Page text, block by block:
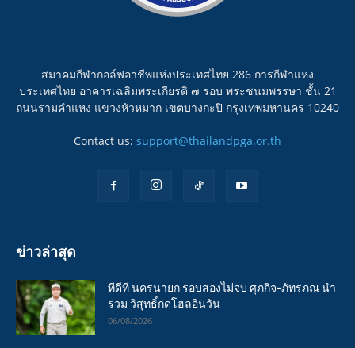
สมาคมกีฬากอล์ฟอาชีพแห่งประเทศไทย 286 การกีฬาแห่ง
ประเทศไทย อาคารเฉลิมพระเกียรติ ๗ รอบ พระชนมพรรษา ชั้น 21
ถนนรามคำแหง แขวงหัวหมาก เขตบางกะปิ กรุงเทพมหานคร 10240
Contact us: support@thailandpga.or.th
ข่าวล่าสุด
ทีดีที นครนายก รอบสองไม่จบ ศุภกิจ-ภัทรภณ นำ
ร่วม วิสุทธิ์กดโฮลอินวัน
06/08/2026